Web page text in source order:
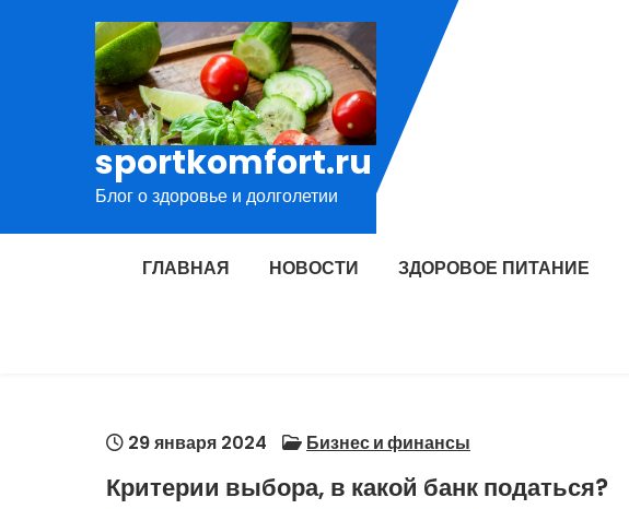
содержимому
sportkomfort.ru
Блог о здоровье и долголетии
ГЛАВНАЯ НОВОСТИ ЗДОРОВОЕ ПИТАНИЕ
29 января 2024 Бизнес и финансы
Критерии выбора, в какой банк податься?